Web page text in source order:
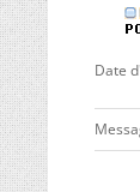
Date